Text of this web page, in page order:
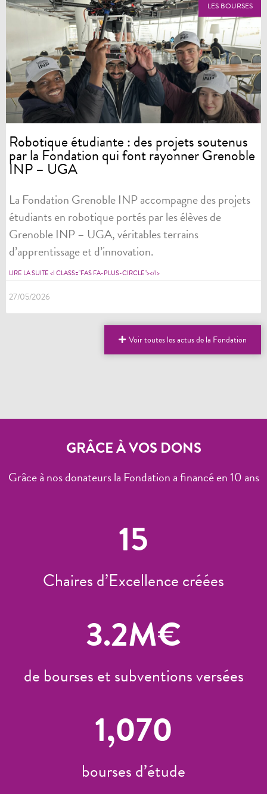
LES BOURSES
Robotique étudiante : des projets soutenus
par la Fondation qui font rayonner Grenoble
INP – UGA
La Fondation Grenoble INP accompagne des projets
étudiants en robotique portés par les élèves de
Grenoble INP – UGA, véritables terrains
d’apprentissage et d’innovation.
LIRE LA SUITE <I CLASS="FAS FA-PLUS-CIRCLE"></I>
27/05/2026
Voir toutes les actus de la Fondation
GRÂCE À VOS DONS
Grâce à nos donateurs la Fondation a financé en 10 ans
15
Chaires d’Excellence créées
3.2M€
de bourses et subventions versées
1,070
bourses d’étude